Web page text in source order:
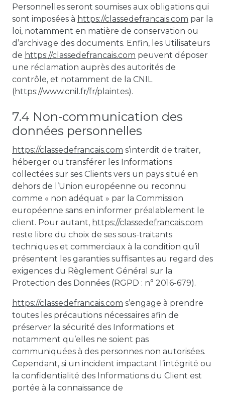
Personnelles seront soumises aux obligations qui
sont imposées à https://classedefrancais.com par la
loi, notamment en matière de conservation ou
d’archivage des documents. Enfin, les Utilisateurs
de https://classedefrancais.com peuvent déposer
une réclamation auprès des autorités de
contrôle, et notamment de la CNIL
(https://www.cnil.fr/fr/plaintes).
7.4 Non-communication des
données personnelles
https://classedefrancais.com s’interdit de traiter,
héberger ou transférer les Informations
collectées sur ses Clients vers un pays situé en
dehors de l’Union européenne ou reconnu
comme « non adéquat » par la Commission
européenne sans en informer préalablement le
client. Pour autant, https://classedefrancais.com
reste libre du choix de ses sous-traitants
techniques et commerciaux à la condition qu’il
présentent les garanties suffisantes au regard des
exigences du Règlement Général sur la
Protection des Données (RGPD : n° 2016-679).
https://classedefrancais.com s’engage à prendre
toutes les précautions nécessaires afin de
préserver la sécurité des Informations et
notamment qu’elles ne soient pas
communiquées à des personnes non autorisées.
Cependant, si un incident impactant l’intégrité ou
la confidentialité des Informations du Client est
portée à la connaissance de